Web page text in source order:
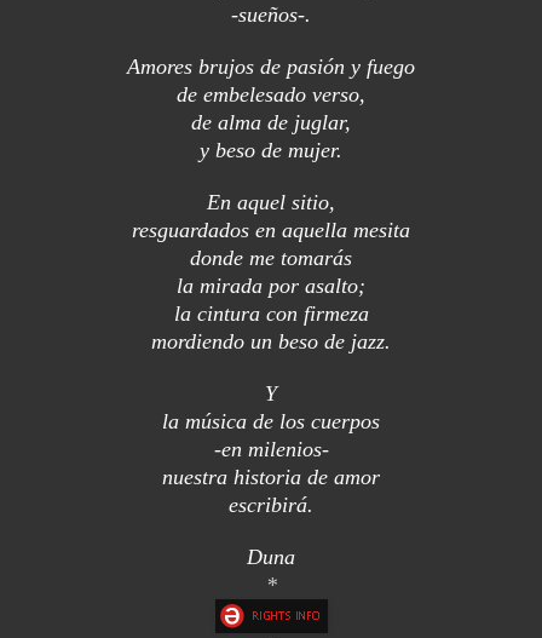
-sueños-.
Amores brujos de pasión y fuego
de embelesado verso,
de alma de juglar,
y beso de mujer.
En aquel sitio,
resguardados en aquella mesita
donde me tomarás
la mirada por asalto;
la cintura con firmeza
mordiendo un beso de jazz.
Y
la música de los cuerpos
-en milenios-
nuestra historia de amor
escribirá.
Duna
*